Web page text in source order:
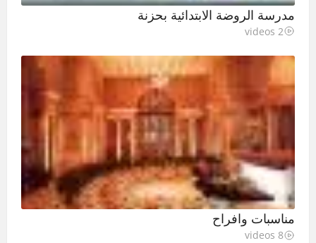
مدرسة الروضة الابتدائية بحزنة
2 videos
مناسبات وافراح
8 videos